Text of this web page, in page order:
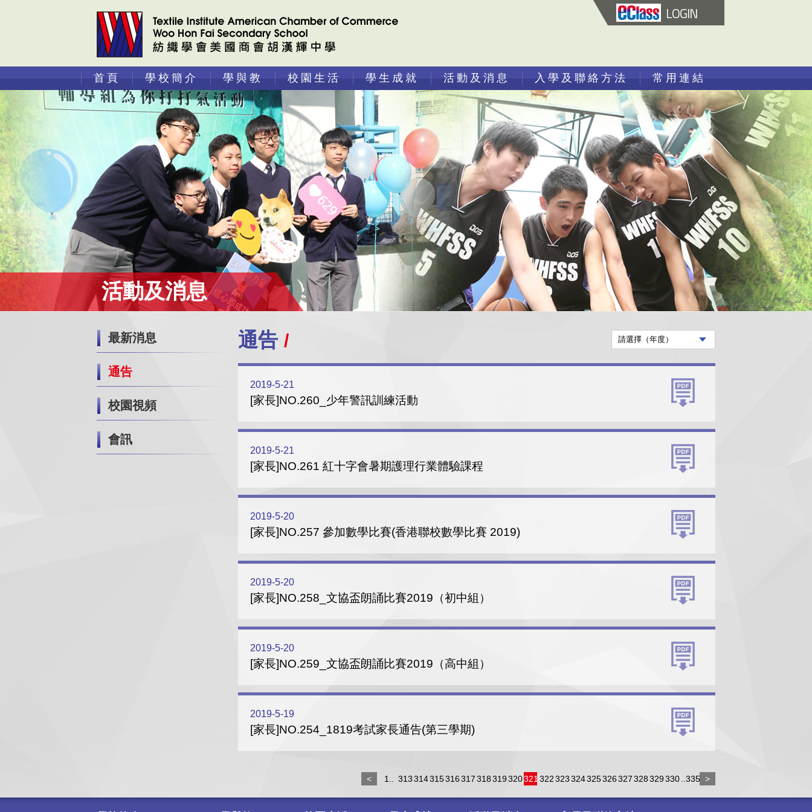
LOGIN
首頁 學校簡介 學與教 校園生活 學生成就 活動及消息 入學及聯絡方法 常用連結
活動及消息
最新消息
通告
校園視頻
會訊
通告
2019-5-21
[家長]NO.260_少年警訊訓練活動
2019-5-21
[家長]NO.261 紅十字會暑期護理行業體驗課程
2019-5-20
[家長]NO.257 參加數學比賽(香港聯校數學比賽 2019)
2019-5-20
[家長]NO.258_文協盃朗誦比賽2019（初中組）
2019-5-20
[家長]NO.259_文協盃朗誦比賽2019（高中組）
2019-5-19
[家長]NO.254_1819考試家長通告(第三學期)
< 1.. 313314315316317318319320321 322323324325326327328329330 ..335 >